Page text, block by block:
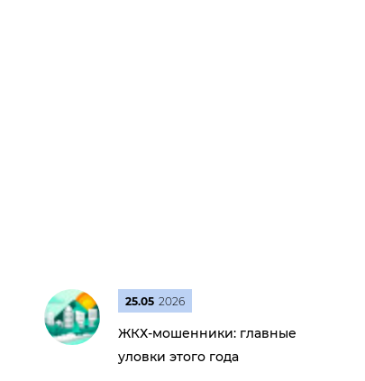
25.05 2026
ЖКХ-мошенники: главные
уловки этого года